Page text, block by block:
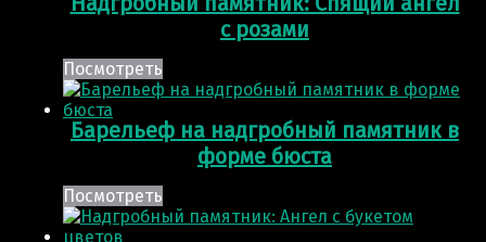
с розами
Посмотреть
Барельеф на надгробный памятник в
форме бюста
Посмотреть